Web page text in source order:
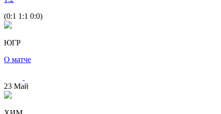
(0:1 1:1 0:0)
ЮГР
О матче
23 Май